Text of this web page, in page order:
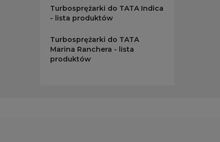
Turbosprężarki do TATA Indica
- lista produktów
Turbosprężarki do TATA
Marina Ranchera - lista
produktów
Twój